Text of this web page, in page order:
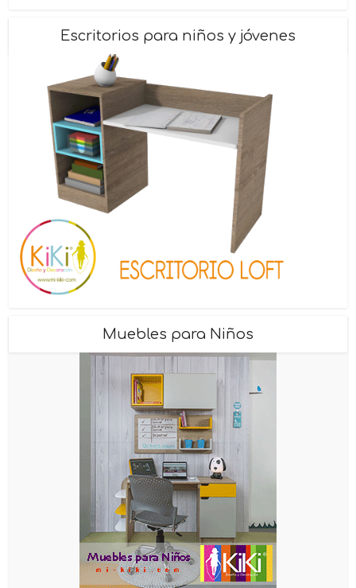
Escritorios para niños y jóvenes
Muebles para Niños